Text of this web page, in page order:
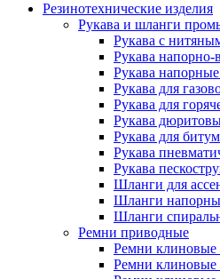
Резинотехнические изделия
Рукава и шланги
Рукава с
Рукава
Рукава
Рукава для
Рукава для
Рукава
Рукава для
Рукава
Рукава
Шланги для
Шланги
Шланги
Ремни приводные
Ремни
Ремни клиновые